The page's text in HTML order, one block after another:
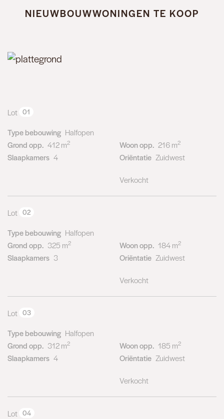
NIEUWBOUWWONINGEN TE KOOP
Lot 01
Type bebouwing Halfopen
Grond opp. 412 m2 Woon opp. 216 m2
Slaapkamers 4 Oriëntatie Zuidwest
Verkocht
Lot 02
Type bebouwing Halfopen
Grond opp. 325 m2 Woon opp. 184 m2
Slaapkamers 3 Oriëntatie Zuidwest
Verkocht
Lot 03
Type bebouwing Halfopen
Grond opp. 312 m2 Woon opp. 185 m2
Slaapkamers 4 Oriëntatie Zuidwest
Verkocht
Lot 04